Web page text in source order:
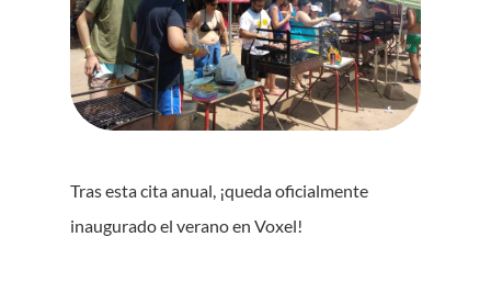
Tras esta cita anual, ¡queda oficialmente
inaugurado el verano en Voxel!